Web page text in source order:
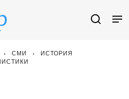
СМИ
ИСТОРИЯ